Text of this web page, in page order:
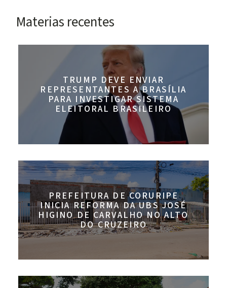
Materias recentes
TRUMP DEVE ENVIAR
REPRESENTANTES A BRASÍLIA
PARA INVESTIGAR SISTEMA
ELEITORAL BRASILEIRO
PREFEITURA DE CORURIPE
INICIA REFORMA DA UBS JOSÉ
HIGINO DE CARVALHO NO ALTO
DO CRUZEIRO